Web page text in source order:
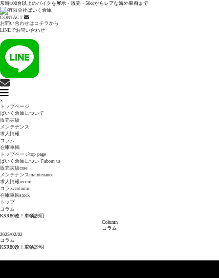
常時100台以上のバイクを展示・販売・50ccからレアな海外車両まで
CONTACT
お問い合わせはコチラから
LINEでお問い合わせ
×
トップページ
ばいく倉庫について
販売実績
メンテナンス
求人情報
コラム
在庫車輌
トップページtop page
ばいく倉庫についてabout us
販売実績case
メンテナンスmaintenance
求人情報recruit
コラムcolumn
在庫車輌stock
トップ
コラム
KSR80改！車輌説明
Column
コラム
2025/02/02
コラム
KSR80改！車輌説明